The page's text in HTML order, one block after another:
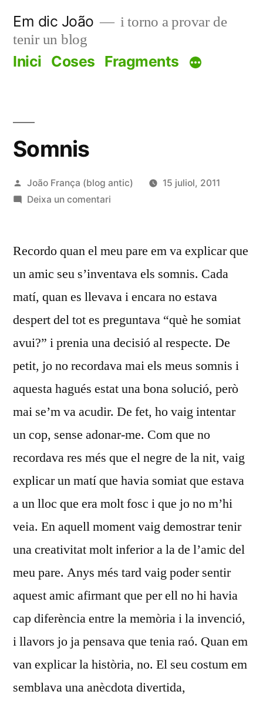
contingut
Em dic João
i torno a provar de
tenir un blog
Inici Coses Fragments
Somnis
Publicat
per
João França (blog antic)
15 juliol, 2011
Deixa un comentaria
Recordo quan el meu pare em va explicar que
un amic seu s’inventava els somnis. Cada
matí, quan es llevava i encara no estava
despert del tot es preguntava “què he somiat
avui?” i prenia una decisió al respecte. De
petit, jo no recordava mai els meus somnis i
aquesta hagués estat una bona solució, però
mai se’m va acudir. De fet, ho vaig intentar
un cop, sense adonar-me. Com que no
recordava res més que el negre de la nit, vaig
explicar un matí que havia somiat que estava
a un lloc que era molt fosc i que jo no m’hi
veia. En aquell moment vaig demostrar tenir
una creativitat molt inferior a la de l’amic del
meu pare. Anys més tard vaig poder sentir
aquest amic afirmant que per ell no hi havia
cap diferència entre la memòria i la invenció,
i llavors jo ja pensava que tenia raó. Quan em
van explicar la història, no. El seu costum em
semblava una anècdota divertida,